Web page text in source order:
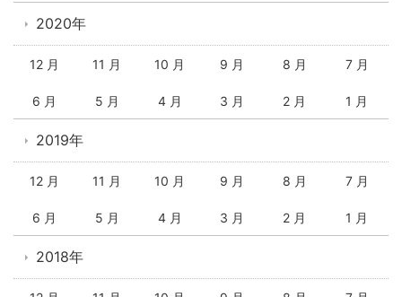
2020年
12 月 11 月 10 月 9 月 8 月 7 月
6 月 5 月 4 月 3 月 2 月 1 月
2019年
12 月 11 月 10 月 9 月 8 月 7 月
6 月 5 月 4 月 3 月 2 月 1 月
2018年